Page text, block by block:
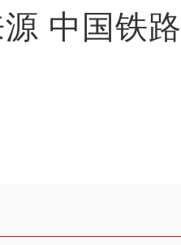
中国铁